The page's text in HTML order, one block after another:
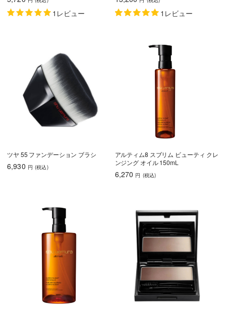
1レビュー 1レビュー
ツヤ 55 ファンデーション ブラシ
6,930 円 (税込)
アルティム8 スブリム ビューティ クレ
ンジング オイル 150mL
6,270 円 (税込)